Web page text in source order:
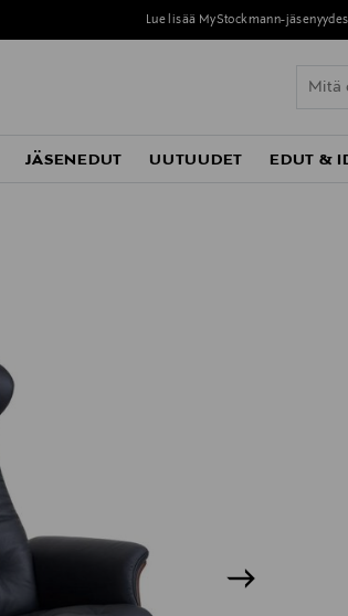
Lue lisää MyStockmann-
JÄSENEDUT UUTUUDET EDUT &